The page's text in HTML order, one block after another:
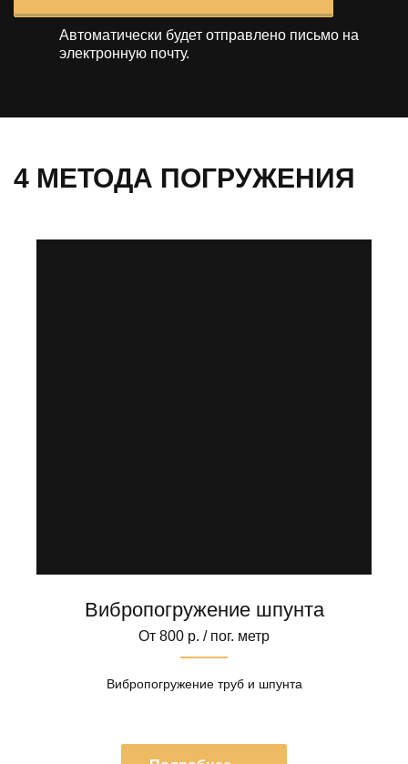
Автоматически будет отправлено письмо на
электронную почту.
4 МЕТОДА ПОГРУЖЕНИЯ
Вибропогружение шпунта
От 800 р. / пог. метр
Вибропогружение труб и шпунта